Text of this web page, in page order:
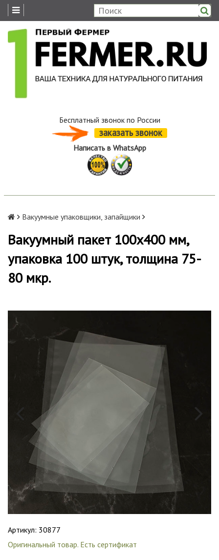
Бесплатный звонок по России
заказать звонок
Написать в WhatsApp
Вакуумные упаковщики, запайщики
Вакуумный пакет 100х400 мм,
упаковка 100 штук, толщина 75-
80 мкр.
Артикул: 30877
Оригинальный товар. Есть сертификат